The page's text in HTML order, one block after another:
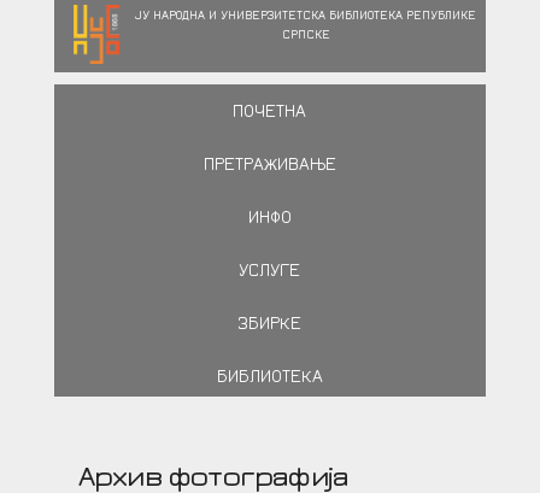
ЈУ НАРОДНА И УНИВЕРЗИТЕТСКА БИБЛИОТЕКА РЕПУБЛИКЕ
СРПСКЕ
ПОЧЕТНА
ПРЕТРАЖИВАЊЕ
ИНФО
УСЛУГЕ
ЗБИРКЕ
БИБЛИОТЕКА
Архив фотографија